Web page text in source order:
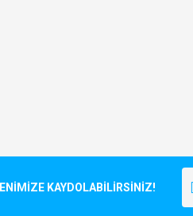
KAYDOLABİLİRSİNİZ!